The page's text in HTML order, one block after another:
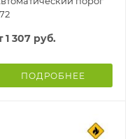
1 307 руб.
ПОДРОБНЕЕ